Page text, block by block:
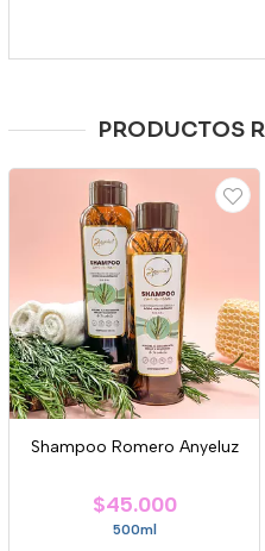
PRODUCTOS
Shampoo Romero Anyeluz
$45.000
500ml